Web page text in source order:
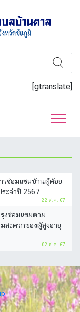
[gtranslate]
รซ่อมแซมบ้านผู้ด้อย
ะจำปี 2567
22 ส.ค. 67
งซ่อมแซมตาม
สะดวกของผู้สูงอายุ
02 ส.ค. 67